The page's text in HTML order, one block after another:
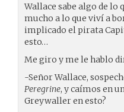
Wallace sabe algo de lo
mucho a lo que viví a
implicado el pirata
esto…
Me giro y me le hablo
-Señor Wallace,
Peregrine, y caímos en
Greywaller en esto?